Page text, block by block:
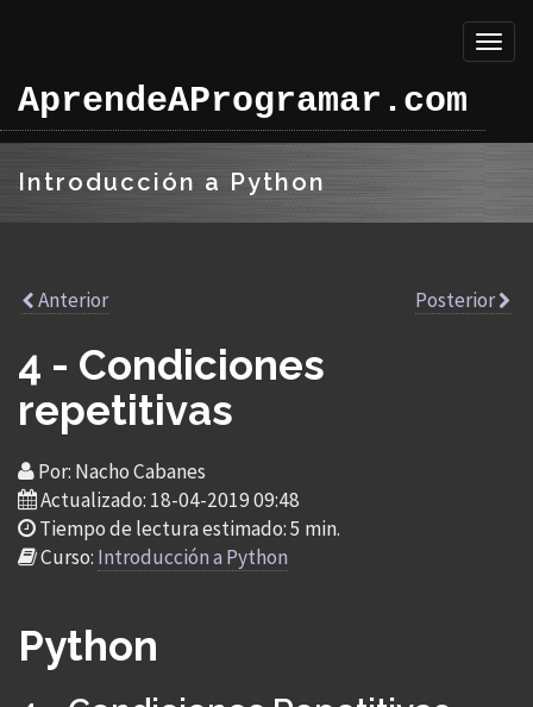
AprendeAProgramar.com
Introducción a Python
Anterior Posterior
4 - Condiciones
repetitivas
Por: Nacho Cabanes
Actualizado: 18-04-2019 09:48
Tiempo de lectura estimado: 5 min.
Curso: Introducción a Python
Python